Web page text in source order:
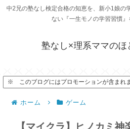
中2兄の塾なし検定合格の知恵を、新小1娘の
ない『一生モノの学習習慣』
塾なし×理系ママのほ
※ このブログにはプロモーションが含まれま
ホーム ゲーム
【マイクラ】ヒノカミ神